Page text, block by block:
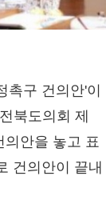
구 건의안'이
북도의회 제
의안을 놓고 표
건의안이 끝내